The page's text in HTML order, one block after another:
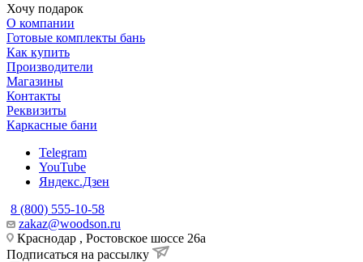
Хочу подарок
О компании
Готовые комплекты бань
Как купить
Производители
Магазины
Контакты
Реквизиты
Каркасные бани
Telegram
YouTube
Яндекс.Дзен
8 (800) 555-10-58
zakaz@woodson.ru
Краснодар , Ростовское шоссе 26а
Подписаться на рассылку